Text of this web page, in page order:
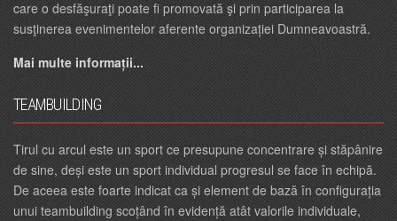
care o desfăşuraţi poate fi promovată şi prin participarea la
susţinerea evenimentelor aferente organizației Dumneavoastră.
Mai multe informații...
TEAMBUILDING
Tirul cu arcul este un sport ce presupune concentrare și stăpânire
de sine, deși este un sport individual progresul se face în echipă.
De aceea este foarte indicat ca și element de bază în configurația
unui teambuilding scoțând în evidență atât valorile individuale,